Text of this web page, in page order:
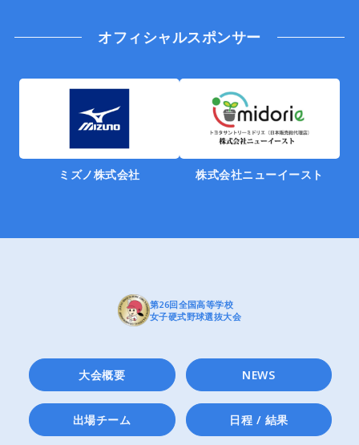
オフィシャルスポンサー
ミズノ株式会社 株式会社ニューイースト
第26回全国高等学校
女子硬式野球選抜大会
大会概要 NEWS
出場チーム 日程 / 結果